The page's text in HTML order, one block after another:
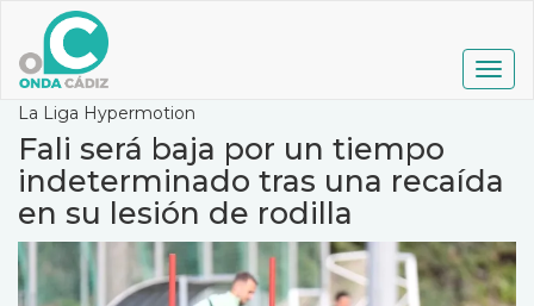
contenido
principal
La Liga Hypermotion
Fali será baja por un tiempo
indeterminado tras una recaída
en su lesión de rodilla